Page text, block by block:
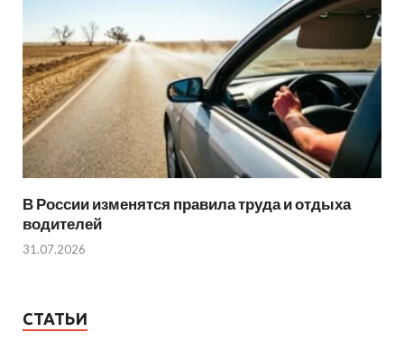
В России изменятся правила труда и отдыха
водителей
31.07.2026
СТАТЬИ